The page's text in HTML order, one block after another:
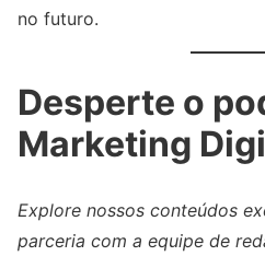
no futuro.
Desperte o
Marketing
Explore nossos conteúdos
parceria com a equipe de